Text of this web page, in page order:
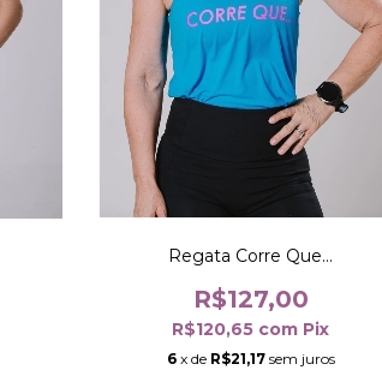
Regata Corre Que...
R$127,00
R$120,65 com Pix
6 x de R$21,17 sem juros